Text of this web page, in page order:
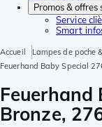
Promos & offres
Service
Smart
Accueil Lampes de poche
Feuerhand Baby Special
Feuerhand
Bronze,